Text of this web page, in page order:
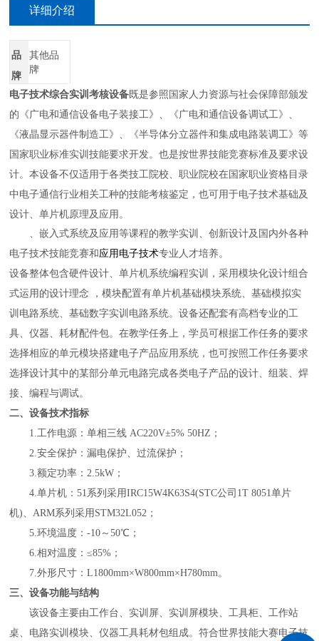
详细介绍
品
牌
其他品
牌
电子技术综合实训考核设备既是参照国家人力资源与社会保障部颁发
的《广电和通信设备电子装接工》、《广电和通信设备调试工》、
《液晶显示器件制造工》、《半导体分立器件和集成电路装调工》等
国家职业标准实训技能要求开发。也是按世界技能竞赛标准及要求设
计。本设备不仅适用于各类技工院校、职业院校在国家职业资格目录
中电子通信行业相关工种的技能考核鉴定，也可用于电子技术基础及
设计、单片机原理及应用。
、嵌入式系统及应用等课程的教学实训、创新设计及国内外各种
电子技术技能竞赛和 应用电子技术专业人才培养。
设备整体包含硬件设计、单片机系统编程实训，采用模块化设计组合
式运用的设计理念
，模块配置有单片机基础模块系统、基础模拟实
训电路系统、基础数字实训电路系统。设备还配套有高档专业的工
具、仪器、耗材配件包。在教学任务上，学员可根据工作任务的要求
选择相应的单元模块搭建电子产品应用系统，也可按照工作任务要求
选择设计其中的某部分单元电路完成各类电子产品的设计、组装、焊
接、编程与调试。
二、设备技术指标
1. 工作电源：单相三线 AC220V±5% 50HZ ；
2.安全保护：漏电保护、过流保护 ；
3.额定功率： 2.5kW ；
4.单片机：51系列采用IRC15W4K63S4(STC公司1T 8051单片
机)、ARM系列采用 STM32L052 ；
5.环境温度：-10～50℃ ；
6.相对温度：≤85% ；
7.外形尺寸：L1800mm×W800mm×H780mm 。
三、设备功能与结构
该设备主要由工作台、实训屏、实训屏模块、工具柜、 工作站
桌、电路实训模块、仪器工具耗材包组成。符合世界技能大赛电子技